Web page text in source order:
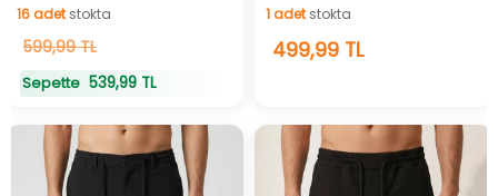
16adetstokta
16adetstokta
599,99 TL
Sepette 539,99 TL
1adetstokta
adetstokta
499,99 TL